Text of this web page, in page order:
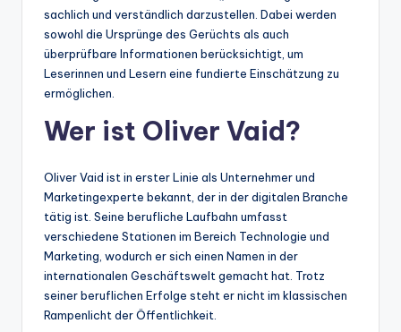
sachlich und verständlich darzustellen. Dabei werden
sowohl die Ursprünge des Gerüchts als auch
überprüfbare Informationen berücksichtigt, um
Leserinnen und Lesern eine fundierte Einschätzung zu
ermöglichen.
Wer ist Oliver Vaid?
Oliver Vaid ist in erster Linie als Unternehmer und
Marketingexperte bekannt, der in der digitalen Branche
tätig ist. Seine berufliche Laufbahn umfasst
verschiedene Stationen im Bereich Technologie und
Marketing, wodurch er sich einen Namen in der
internationalen Geschäftswelt gemacht hat. Trotz
seiner beruflichen Erfolge steht er nicht im klassischen
Rampenlicht der Öffentlichkeit.